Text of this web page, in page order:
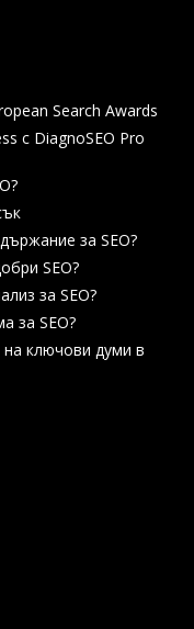
Search Awards
с DiagnoSEO Pro
за SEO?
SEO?
за SEO?
за SEO?
на ключови думи в